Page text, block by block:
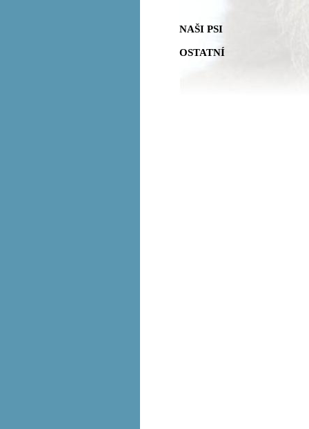
NAŠI PSI
OSTATNÍ